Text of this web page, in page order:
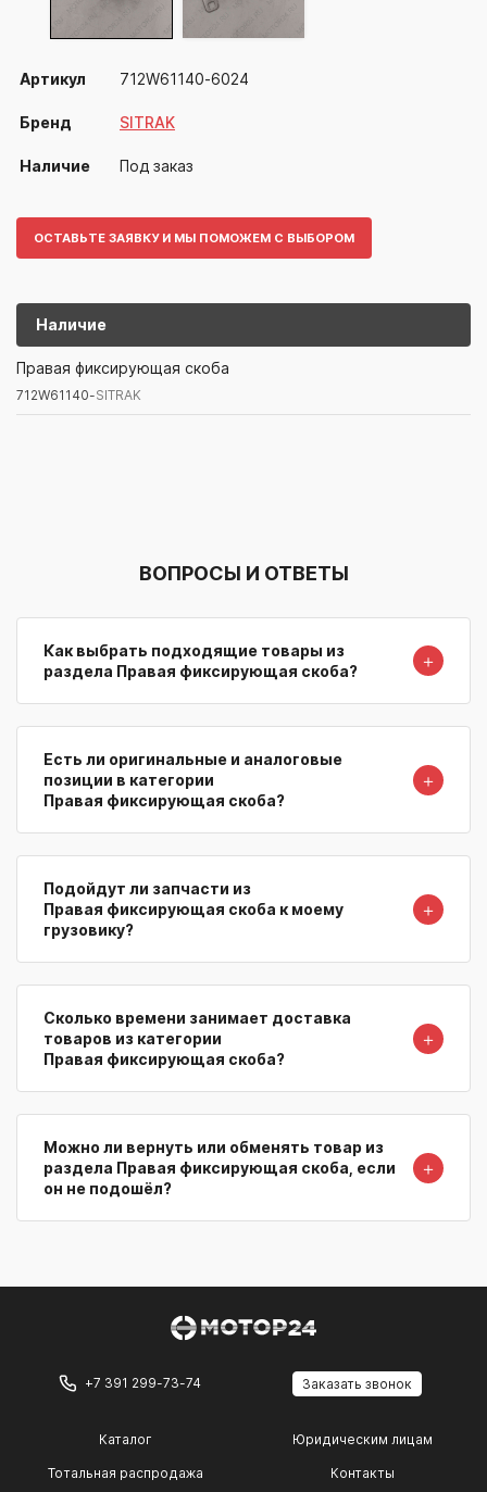
Артикул 712W61140-6024
Бренд SITRAK
Наличие Под заказ
ОСТАВЬТЕ ЗАЯВКУ И МЫ ПОМОЖЕМ С ВЫБОРОМ
Наличие
Артикул/Бренд
712W61140-SITRAK
Правая фиксирующая скоба
712W61140-SITRAK
ВОПРОСЫ И ОТВЕТЫ
Как выбрать подходящие товары из
раздела Правая фиксирующая скоба?
＋
Есть ли оригинальные и аналоговые
позиции в категории
Правая фиксирующая скоба?
＋
Подойдут ли запчасти из
Правая фиксирующая скоба к моему
грузовику?
＋
Сколько времени занимает доставка
товаров из категории
Правая фиксирующая скоба?
＋
Можно ли вернуть или обменять товар из
раздела Правая фиксирующая скоба, если
он не подошёл?
＋
+7 391 299-73-74 Заказать звонок
Каталог
Тотальная распродажа
Юридическим лицам
Контакты